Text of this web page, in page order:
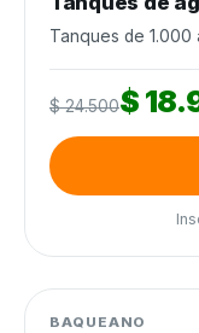
Tanques de 1.000
$ 24.500$
Manejo de ganado
BAQUEANO